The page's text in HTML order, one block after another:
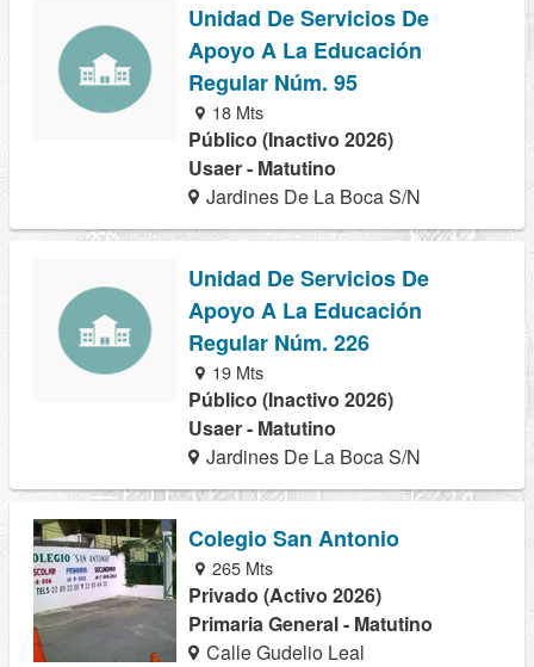
Unidad De Servicios De
Apoyo A La Educación
Regular Núm. 95
18 Mts
Público (Inactivo 2026)
Usaer - Matutino
Jardines De La Boca S/N
Unidad De Servicios De
Apoyo A La Educación
Regular Núm. 226
19 Mts
Público (Inactivo 2026)
Usaer - Matutino
Jardines De La Boca S/N
Colegio San Antonio
265 Mts
Privado (Activo 2026)
Primaria General - Matutino
Calle Gudelio Leal